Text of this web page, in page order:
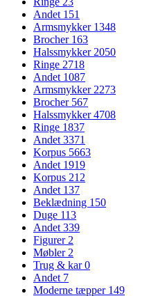
Andet 151
Armsmykker 1348
Brocher 163
Halssmykker 2050
Ringe 2718
Andet 1087
Armsmykker 2273
Brocher 567
Halssmykker4708
Ringe 1837
Andet 3371
Korpus 5663
Andet 1919
Korpus 212
Andet 137
Beklædning 150
Duge 113
Andet 339
Figurer 2
Møbler 2
Trug & kar0
Andet 7
Moderne tæpper 149